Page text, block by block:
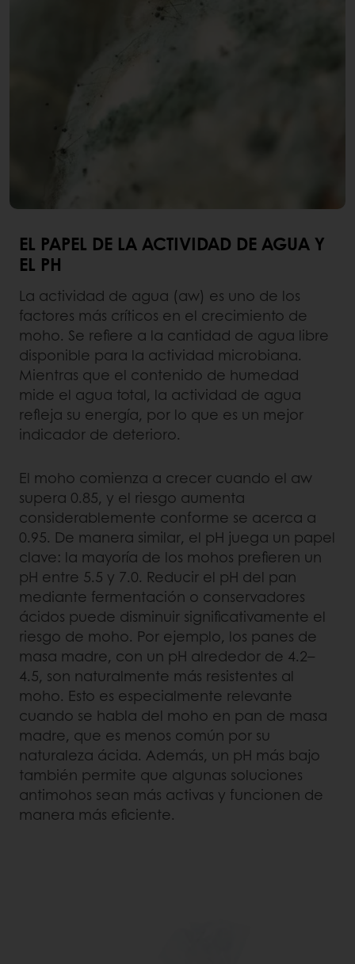
EL PAPEL DE LA ACTIVIDAD DE AGUA Y
EL PH
La actividad de agua (aw) es uno de los
factores más críticos en el crecimiento de
moho. Se refiere a la cantidad de agua libre
disponible para la actividad microbiana.
Mientras que el contenido de humedad
mide el agua total, la actividad de agua
refleja su energía, por lo que es un mejor
indicador de deterioro.
El moho comienza a crecer cuando el aw
supera 0.85, y el riesgo aumenta
considerablemente conforme se acerca a
0.95. De manera similar, el pH juega un papel
clave: la mayoría de los mohos prefieren un
pH entre 5.5 y 7.0. Reducir el pH del pan
mediante fermentación o conservadores
ácidos puede disminuir significativamente el
riesgo de moho. Por ejemplo, los panes de
masa madre, con un pH alrededor de 4.2–
4.5, son naturalmente más resistentes al
moho. Esto es especialmente relevante
cuando se habla del moho en pan de masa
madre, que es menos común por su
naturaleza ácida. Además, un pH más bajo
también permite que algunas soluciones
antimohos sean más activas y funcionen de
manera más eficiente.